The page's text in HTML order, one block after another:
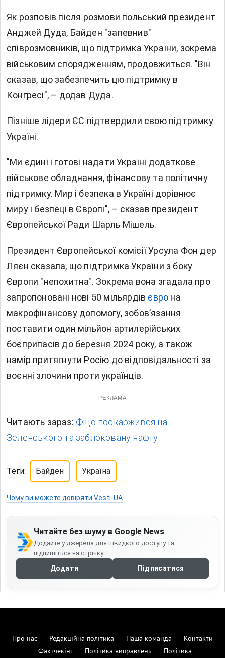
Як розповів після розмови польський президент
Анджей Дуда, Байден "запевнив"
співрозмовників, що підтримка України, зокрема
військовим спорядженням, продовжиться. "Він
сказав, що забезпечить цю підтримку в
Конгресі", – додав Дуда.
Пізніше лідери ЄС підтвердили свою підтримку
Україні.
"Ми єдині і готові надати Україні додаткове
військове обладнання, фінансову та політичну
підтримку. Мир і безпека в Україні дорівнює
миру і безпеці в Європі", – сказав президент
Європейської Ради Шарль Мішель.
Президент Європейської комісії Урсула Фон дер
Ляєн сказала, що підтримка України з боку
Європи "непохитна". Зокрема вона згадала про
запропоновані нові 50 мільярдів євро на
макрофінансову допомогу, зобов’язання
поставити один мільйон артилерійських
боєприпасів до березня 2024 року, а також
намір притягнути Росію до відповідальності за
воєнні злочини проти українців.
РЕКЛАМА
Читають зараз: Фіцо поскаржився на
Зеленського та заблоковану нафту.
Теги: Байден Україна
Чому ви можете довіряти Vesti-UA
Читайте без шуму в Google News
Додайте у джерела для швидкого доступу та
підпишіться на стрічку
Додати Підписатися
Про нас Редакційна політика Наша команда
Контакти
Фактчекінг
Політика виправлень
Політика